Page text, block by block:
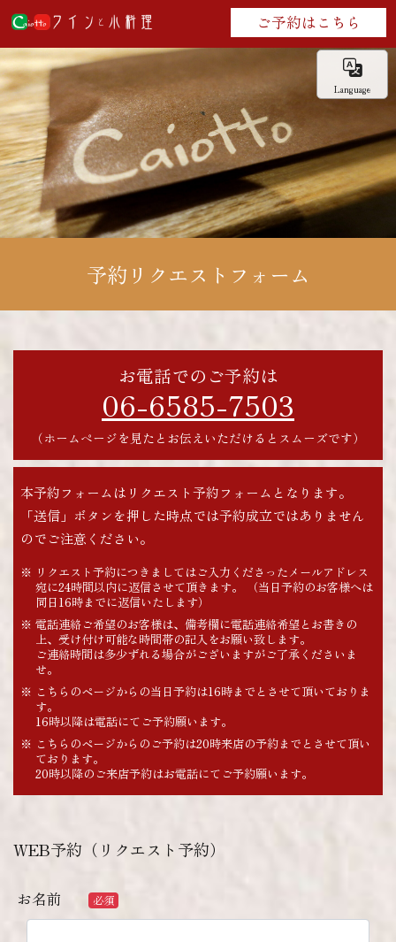
ご予約はこちら
Language
予約リクエストフォーム
お電話でのご予約は
06-6585-7503
（ホームページを見たとお伝えいただけるとスムーズです）
本予約フォームはリクエスト予約フォームとなります。
「送信」ボタンを押した時点では予約成立ではありません
のでご注意ください。
リクエスト予約につきましてはご入力くださったメールアドレス
宛に24時間以内に返信させて頂きます。 （当日予約のお客様へは
同日16時までに返信いたします）
電話連絡ご希望のお客様は、備考欄に電話連絡希望とお書きの
上、受け付け可能な時間帯の記入をお願い致します。
ご連絡時間は多少ずれる場合がございますがご了承くださいま
せ。
こちらのページからの当日予約は16時までとさせて頂いておりま
す。
16時以降は電話にてご予約願います。
こちらのページからのご予約は20時来店の予約までとさせて頂い
ております。
20時以降のご来店予約はお電話にてご予約願います。
WEB予約（リクエスト予約）
お名前 必須